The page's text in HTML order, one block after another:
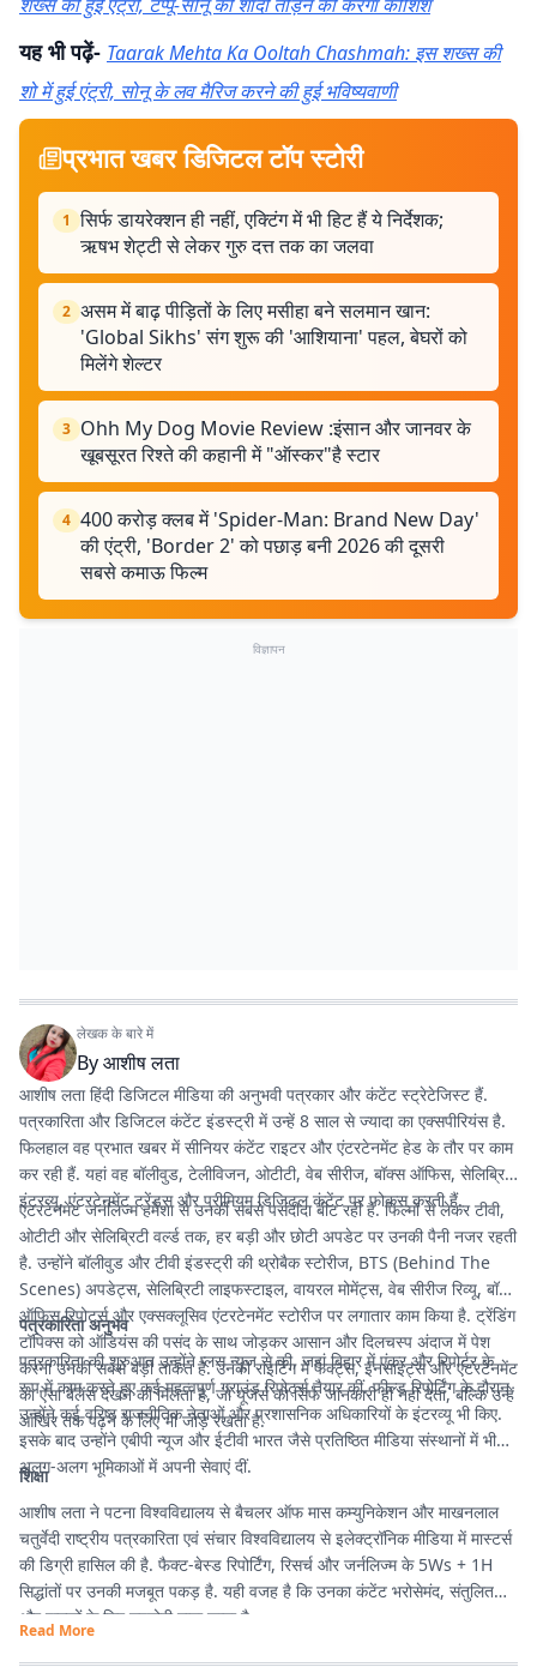
यह भी पढ़ें- Taarak Mehta Ka Ooltah Chashmah: इस शख्स की
शो में हुई एंट्री, सोनू के लव मैरिज करने की हुई भविष्यवाणी
प्रभात खबर डिजिटल टॉप स्टोरी
1 सिर्फ डायरेक्शन ही नहीं, एक्टिंग में भी हिट हैं ये निर्देशक;
ऋषभ शेट्टी से लेकर गुरु दत्त तक का जलवा
2 असम में बाढ़ पीड़ितों के लिए मसीहा बने सलमान खान:
'Global Sikhs' संग शुरू की 'आशियाना' पहल, बेघरों को
मिलेंगे शेल्टर
3 Ohh My Dog Movie Review :इंसान और जानवर के
खूबसूरत रिश्ते की कहानी में "ऑस्कर"है स्टार
4 400 करोड़ क्लब में 'Spider-Man: Brand New Day'
की एंट्री, 'Border 2' को पछाड़ बनी 2026 की दूसरी
सबसे कमाऊ फिल्म
विज्ञापन
लेखक के बारे में
Byआशीष लता
आशीष लता हिंदी डिजिटल मीडिया की अनुभवी पत्रकार और कंटेंट स्ट्रेटेजिस्ट हैं.
पत्रकारिता और डिजिटल कंटेंट इंडस्ट्री में उन्हें 8 साल से ज्यादा का एक्सपीरियंस है.
फिलहाल वह प्रभात खबर में सीनियर कंटेंट राइटर और एंटरटेनमेंट हेड के तौर पर काम
कर रही हैं. यहां वह बॉलीवुड, टेलीविजन, ओटीटी, वेब सीरीज, बॉक्स ऑफिस, सेलिब्रिटी
इंटरव्यू, एंटरटेनमेंट ट्रेंड्स और प्रीमियम डिजिटल कंटेंट पर फोकस करती हैं.
एंटरटेनमेंट जर्नलिज्म हमेशा से उनकी सबसे पसंदीदा बीट रही है. फिल्मों से लेकर टीवी,
ओटीटी और सेलिब्रिटी वर्ल्ड तक, हर बड़ी और छोटी अपडेट पर उनकी पैनी नजर रहती
है. उन्होंने बॉलीवुड और टीवी इंडस्ट्री की थ्रोबैक स्टोरीज, BTS (Behind The
Scenes) अपडेट्स, सेलिब्रिटी लाइफस्टाइल, वायरल मोमेंट्स, वेब सीरीज रिव्यू, बॉक्स
ऑफिस रिपोर्ट्स और एक्सक्लूसिव एंटरटेनमेंट स्टोरीज पर लगातार काम किया है. ट्रेंडिंग
टॉपिक्स को ऑडियंस की पसंद के साथ जोड़कर आसान और दिलचस्प अंदाज में पेश
करना उनकी सबसे बड़ी ताकत है. उनकी राइटिंग में फैक्ट्स, इनसाइट्स और एंटरटेनमेंट
का ऐसा बैलेंस देखने को मिलता है, जो यूजर्स को सिर्फ जानकारी ही नहीं देता, बल्कि उन्हें
आखिर तक पढ़ने के लिए भी जोड़े रखता है.
पत्रकारिता अनुभव
पत्रकारिता की शुरुआत उन्होंने प्लस न्यूज से की, जहां बिहार में एंकर और रिपोर्टर के
रूप में काम करते हुए कई महत्वपूर्ण ग्राउंड रिपोर्ट्स तैयार कीं. फील्ड रिपोर्टिंग के दौरान
उन्होंने कई वरिष्ठ राजनीतिक नेताओं और प्रशासनिक अधिकारियों के इंटरव्यू भी किए.
इसके बाद उन्होंने एबीपी न्यूज और ईटीवी भारत जैसे प्रतिष्ठित मीडिया संस्थानों में भी
अलग-अलग भूमिकाओं में अपनी सेवाएं दीं.
शिक्षा
आशीष लता ने पटना विश्वविद्यालय से बैचलर ऑफ मास कम्युनिकेशन और माखनलाल
चतुर्वेदी राष्ट्रीय पत्रकारिता एवं संचार विश्वविद्यालय से इलेक्ट्रॉनिक मीडिया में मास्टर्स
की डिग्री हासिल की है. फैक्ट-बेस्ड रिपोर्टिंग, रिसर्च और जर्नलिज्म के 5Ws + 1H
सिद्धांतों पर उनकी मजबूत पकड़ है. यही वजह है कि उनका कंटेंट भरोसेमंद, संतुलित
और पाठकों के लिए उपयोगी माना जाता है.
Read More